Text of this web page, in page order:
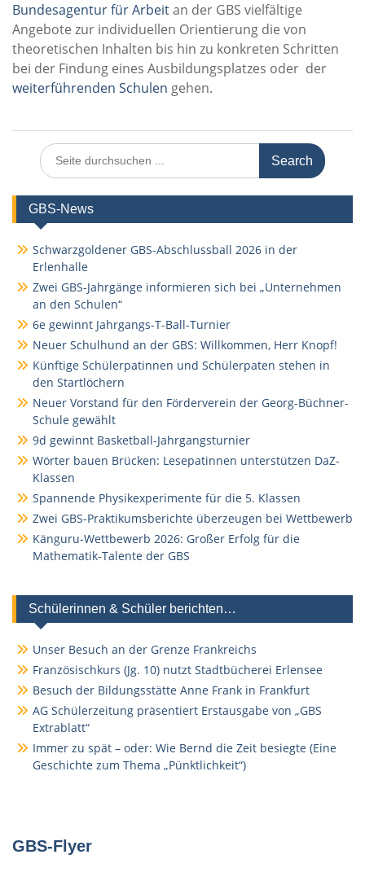
Bundesagentur für Arbeitan der GBS vielfältige
Angebote zur individuellen Orientierung die von
theoretischen Inhalten bis hin zu konkreten Schritten
bei der Findung eines Ausbildungsplatzes oder der
weiterführenden Schulen gehen.
Search
for:
GBS-News
Schwarzgoldener GBS-Abschlussball 2026 in der
Erlenhalle
Zwei GBS-Jahrgänge informieren sich bei „Unternehmen
an den Schulen“
6e gewinnt Jahrgangs-T-Ball-Turnier
Neuer Schulhund an der GBS: Willkommen, Herr Knopf!
Künftige Schülerpatinnen und Schülerpaten stehen in
den Startlöchern
Neuer Vorstand für den Förderverein der Georg-Büchner-
Schule gewählt
9d gewinnt Basketball-Jahrgangsturnier
Wörter bauen Brücken: Lesepatinnen unterstützen DaZ-
Klassen
Spannende Physikexperimente für die 5. Klassen
Zwei GBS-Praktikumsberichte überzeugen bei Wettbewerb
Känguru-Wettbewerb 2026: Großer Erfolg für die
Mathematik-Talente der GBS
Schülerinnen & Schüler berichten…
Unser Besuch an der Grenze Frankreichs
Französischkurs (Jg. 10) nutzt Stadtbücherei Erlensee
Besuch der Bildungsstätte Anne Frank in Frankfurt
AG Schülerzeitung präsentiert Erstausgabe von „GBS
Extrablatt“
Immer zu spät – oder: Wie Bernd die Zeit besiegte (Eine
Geschichte zum Thema „Pünktlichkeit“)
GBS-Flyer